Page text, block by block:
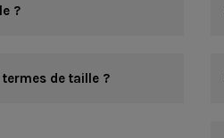
?
de taille ?